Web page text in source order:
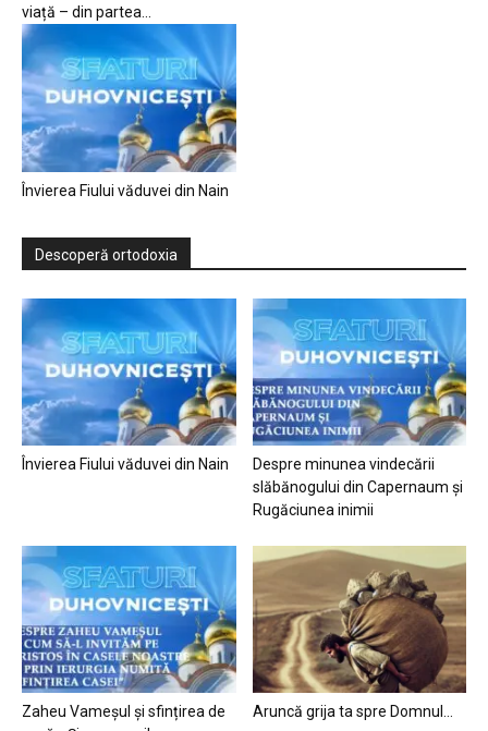
viață – din partea...
Învierea Fiului văduvei din Nain
Descoperă ortodoxia
Învierea Fiului văduvei din Nain
Despre minunea vindecării
slăbănogului din Capernaum și
Rugăciunea inimii
Zaheu Vameșul și sfințirea de
Aruncă grija ta spre Domnul…